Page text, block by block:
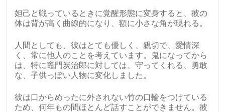
妲己と戦っているときに覚醒形態に変身すると、彼の
体は背が高く曲線的になり、額に小さな角が現れる。
人間としても、彼はとても優しく、親切で、愛情深
く、常に他人のことを考えています。鬼になってから
は、特に竈門炭治郎に対しては、守ってくれる、勇敢
な、子供っぽい人物に変化しました。
彼は口からめったに外されない竹の口輪をつけている
ため、何年もの間ほとんど話すことができません。彼